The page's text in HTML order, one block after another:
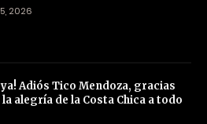
2026
Adiós Tico Mendoza, gracias
alegría de la Costa Chica a todo